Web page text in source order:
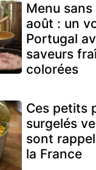
Menu
août : un
Portugal
saveurs
colorées
Ces petits
surgelés
sont
la France